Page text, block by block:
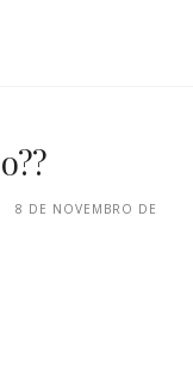
8 DE NOVEMBRO DE